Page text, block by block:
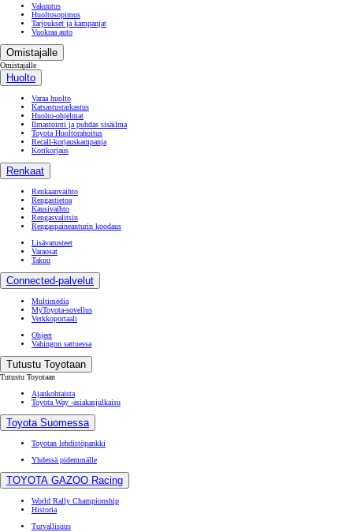
Vakuutus
Huoltosopimus
Tarjoukset ja kampanjat
Vuokraa auto
Omistajalle
Omistajalle
Huolto
Varaa huolto
Katsastustarkastus
Huolto-ohjelmat
Ilmastointi ja puhdas sisäilma
Toyota Huoltorahoitus
Recall-korjauskampanja
Korikorjaus
Renkaat
Renkaanvaihto
Rengastietoa
Kausivaihto
Rengasvalitsin
Rengaspaineanturin koodaus
Lisävarusteet
Varaosat
Takuu
Connected-palvelut
Multimedia
MyToyota-sovellus
Verkkoportaali
Ohjeet
Vahingon sattuessa
Tutustu Toyotaan
Tutustu Toyotaan
Ajankohtaista
Toyota Way -asiakasjulkaisu
Toyota Suomessa
Toyotan lehdistöpankki
Yhdessä pidemmälle
TOYOTA GAZOO Racing
World Rally Championship
Historia
Turvallisuus